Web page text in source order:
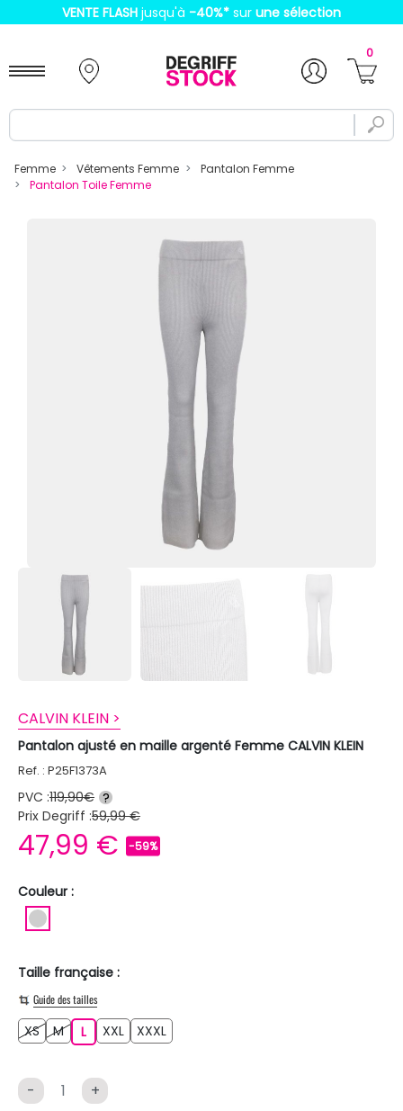
VENTE FLASH jusqu'à -40%* sur une sélection
0
Femme Vêtements Femme
Pantalon Femme
Pantalon Toile Femme
CALVIN KLEIN >
Pantalon ajusté en maille argenté Femme CALVIN KLEIN
Ref. : P25F1373A
PVC :119,90€ ?
Prix Degriff :59,99 €
47,99 € -59%
Couleur :
Taille française :
Guide des tailles
XSXSMM LL XXL XXLXXXL
- +